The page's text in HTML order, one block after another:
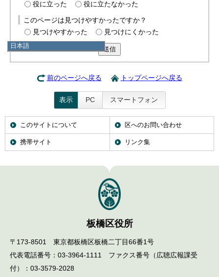
日本語
English
役に立った
役に立たなかった
このページは見つけやすかったですか？
見つけやすかった
見つけにくかった
送信
前のページへ戻る トップページへ戻る
表示 PC スマートフォン
このサイトについて 区へのお問い合わせ
携帯サイト リンク集
板橋区役所
〒173-8501 東京都板橋区板橋二丁目66番1号
代表電話番号：03-3964-1111 ファクス番号（広聴広報課受
付）：03-3579-2028